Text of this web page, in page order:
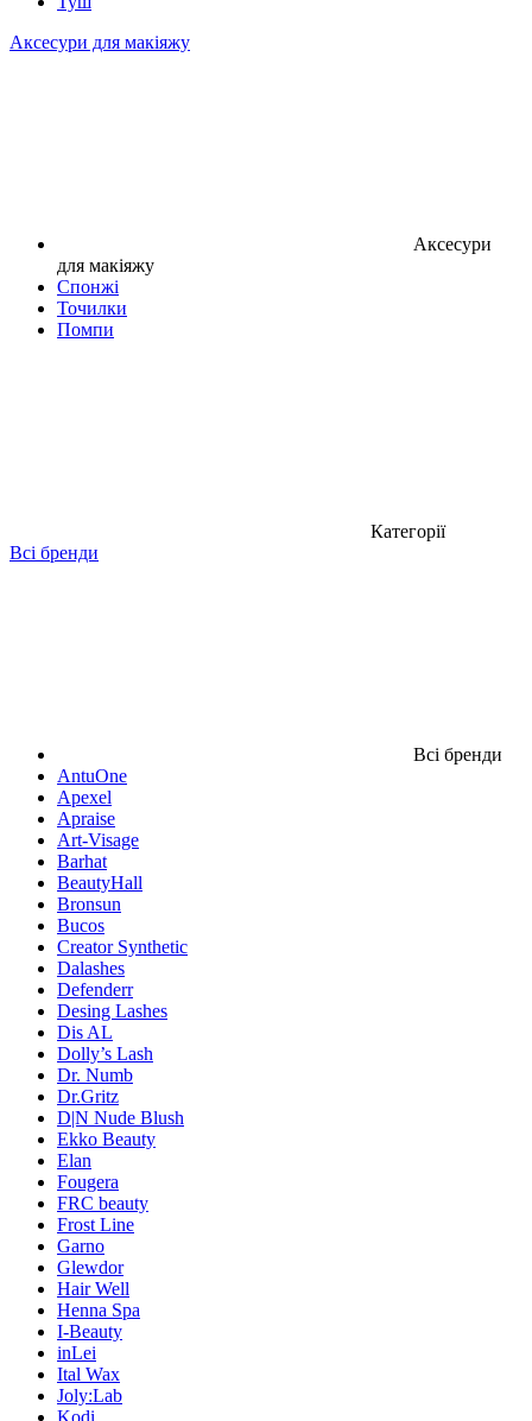
Аксесури для макіяжу
Аксесури
для макіяжу
Спонжі
Точилки
Помпи
Категорії
Всі бренди
Всі бренди
AntuOne
Apexel
Apraise
Art-Visage
Barhat
BeautyHall
Bronsun
Bucos
Creator Synthetic
Dalashes
Defenderr
Desing Lashes
Dis AL
Dolly’s Lash
Dr. Numb
Dr.Gritz
D|N Nude Blush
Ekko Beauty
Elan
Fougera
FRC beauty
Frost Line
Garno
Glewdor
Hair Well
Henna Spa
I-Beauty
inLei
Ital Wax
Joly:Lab
Kodi